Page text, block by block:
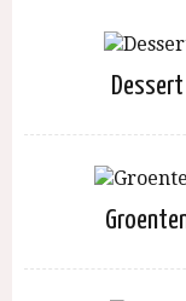
Dessert